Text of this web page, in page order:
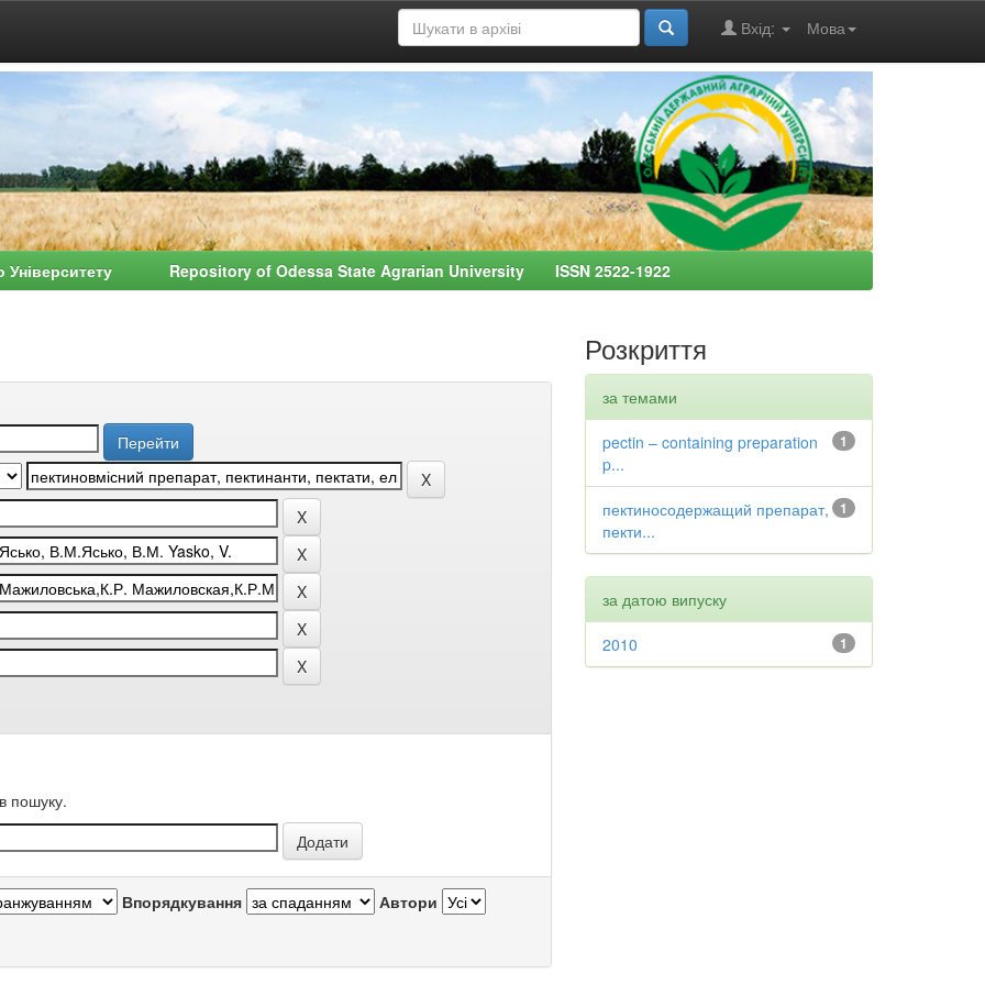
Мова
Вхід:
Університету Repository of Odessa State Agrarian University ISSN 2522-1922
пошуку.
Впорядкування Автори
Розкриття
за темами
1
pectin – containing preparation
p...
1
пектиносодержащий препарат,
пекти...
за датою випуску
1
2010